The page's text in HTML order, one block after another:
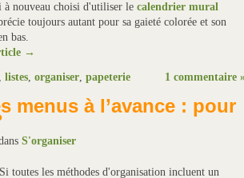
nouveau choisi d'utiliser le calendrier mural
toujours autant pour sa gaieté colorée et son
bas.
→
, listes, organiser, papeterie 1 commentaire
menus à l’avance : pour
S'organiser
Si toutes les méthodes d'organisation incluent un